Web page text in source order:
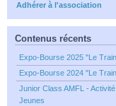
Adhérer à l'association
Contenus récents
Expo-Bourse 2025 "Le
Expo-Bourse 2024 "Le
Junior Class AMFL -
Jeunes